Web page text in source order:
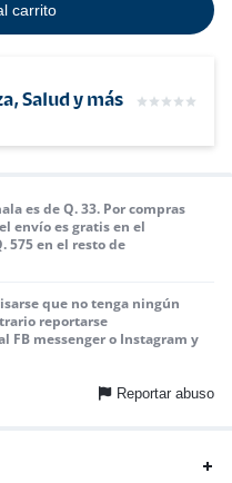
carrito
Salud y más
es de Q. 33. Por compras
envío es gratis en el
575 en el resto de
que no tenga ningún
reportarse
FB messenger o Instagram y
Reportar abuso